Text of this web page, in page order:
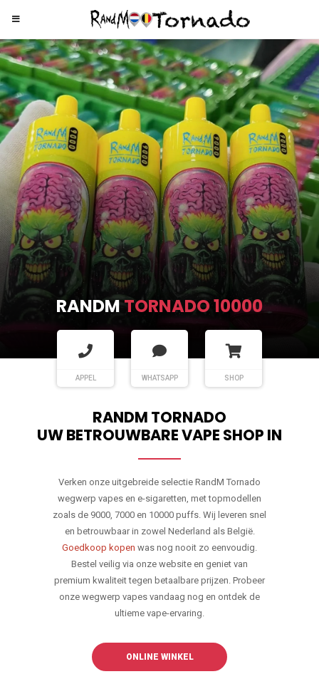
RANDMTORNADO 9000
APPEL WHATSAPP SHOP
RANDM TORNADO
UW BETROUWBARE VAPE SHOP IN
Verken onze uitgebreide selectie RandM Tornado
wegwerp vapes en e-sigaretten, met topmodellen
zoals de 9000, 7000 en 10000 puffs. Wij leveren snel
en betrouwbaar in zowel Nederland als België.
Goedkoop kopen was nog nooit zo eenvoudig.
Bestel veilig via onze website en geniet van
premium kwaliteit tegen betaalbare prijzen. Probeer
onze wegwerp vapes vandaag nog en ontdek de
ultieme vape-ervaring.
ONLINE WINKEL